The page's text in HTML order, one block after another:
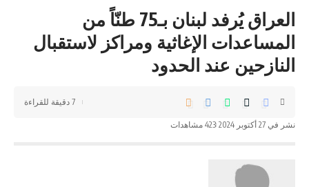
العراق يُرفد لبنان بـ75 طنّاً من
المساعدات الإغاثية ومراكز لاستقبال
النازحين عند الحدود
نشر في 27 أكتوبر 2024 423 مشاهدات
7 دقيقة للقراءة